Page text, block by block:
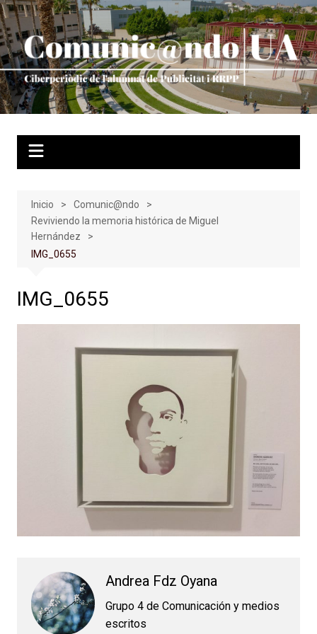
Saltar
al
contenido
Inicio
Comunic@ndo
Reviviendo la memoria histórica de Miguel
Hernández
IMG_0655
IMG_0655
Andrea Fdz Oyana
Grupo 4 de Comunicación y medios
escritos